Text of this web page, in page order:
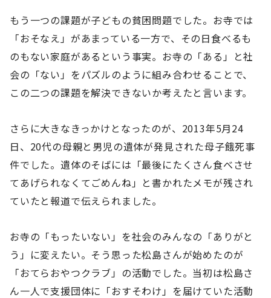
もう一つの課題が子どもの貧困問題でした。お寺では
「おそなえ」があまっている一方で、その日食べるも
のもない家庭があるという事実。お寺の「ある」と社
会の「ない」をパズルのように組み合わせることで、
この二つの課題を解決できないか考えたと言います。
さらに大きなきっかけとなったのが、2013年5月24
日、20代の母親と男児の遺体が発見された母子餓死事
件でした。遺体のそばには「最後にたくさん食べさせ
てあげられなくてごめんね」と書かれたメモが残され
ていたと報道で伝えられました。
お寺の「もったいない」を社会のみんなの「ありがと
う」に変えたい。そう思った松島さんが始めたのが
「おてらおやつクラブ」の活動でした。当初は松島さ
ん一人で支援団体に「おすそわけ」を届けていた活動